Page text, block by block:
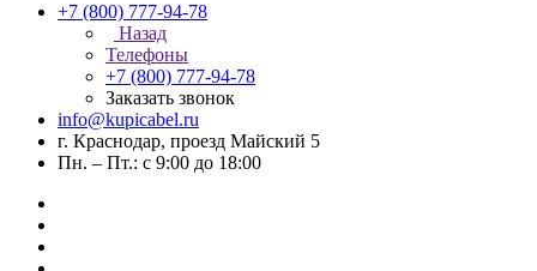
+7 (800) 777-94-78
Назад
Телефоны
+7 (800) 777-94-78
Заказать звонок
info@kupicabel.ru
г. Краснодар, проезд Майский 5
Пн. – Пт.: с 9:00 до 18:00